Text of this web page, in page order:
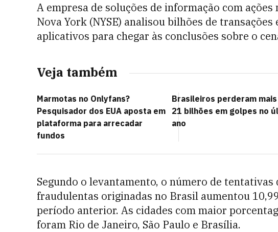
A empresa de soluções de informação com
Nova York (NYSE) analisou bilhões de
aplicativos para chegar às conclusões sobre o
Veja também
Marmotas no Onlyfans?
Pesquisador dos EUA aposta em
plataforma para arrecadar
fundos
Brasileiros perderam mais
21 bilhões em golpes no
ano
Segundo o levantamento, o número de
fraudulentas originadas no Brasil aumentou
período anterior. As cidades com maior
foram Rio de Janeiro, São Paulo e Brasília.